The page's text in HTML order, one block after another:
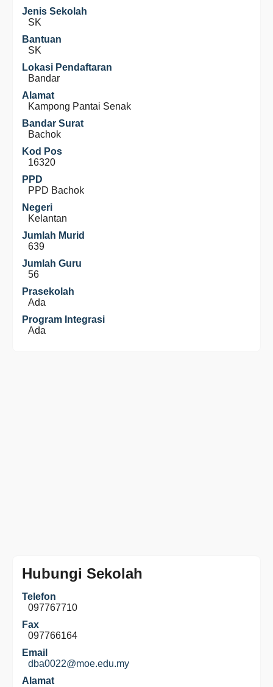
Jenis Sekolah
SK
Bantuan
SK
Lokasi Pendaftaran
Bandar
Alamat
Kampong Pantai Senak
Bandar Surat
Bachok
Kod Pos
16320
PPD
PPD Bachok
Negeri
Kelantan
Jumlah Murid
639
Jumlah Guru
56
Prasekolah
Ada
Program Integrasi
Ada
Hubungi Sekolah
Telefon
097767710
Fax
097766164
Email
dba0022@moe.edu.my
Alamat